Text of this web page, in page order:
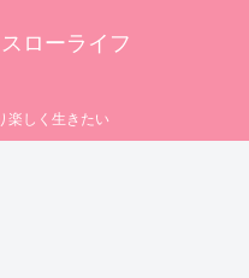
ローライフ
楽しく生きたい